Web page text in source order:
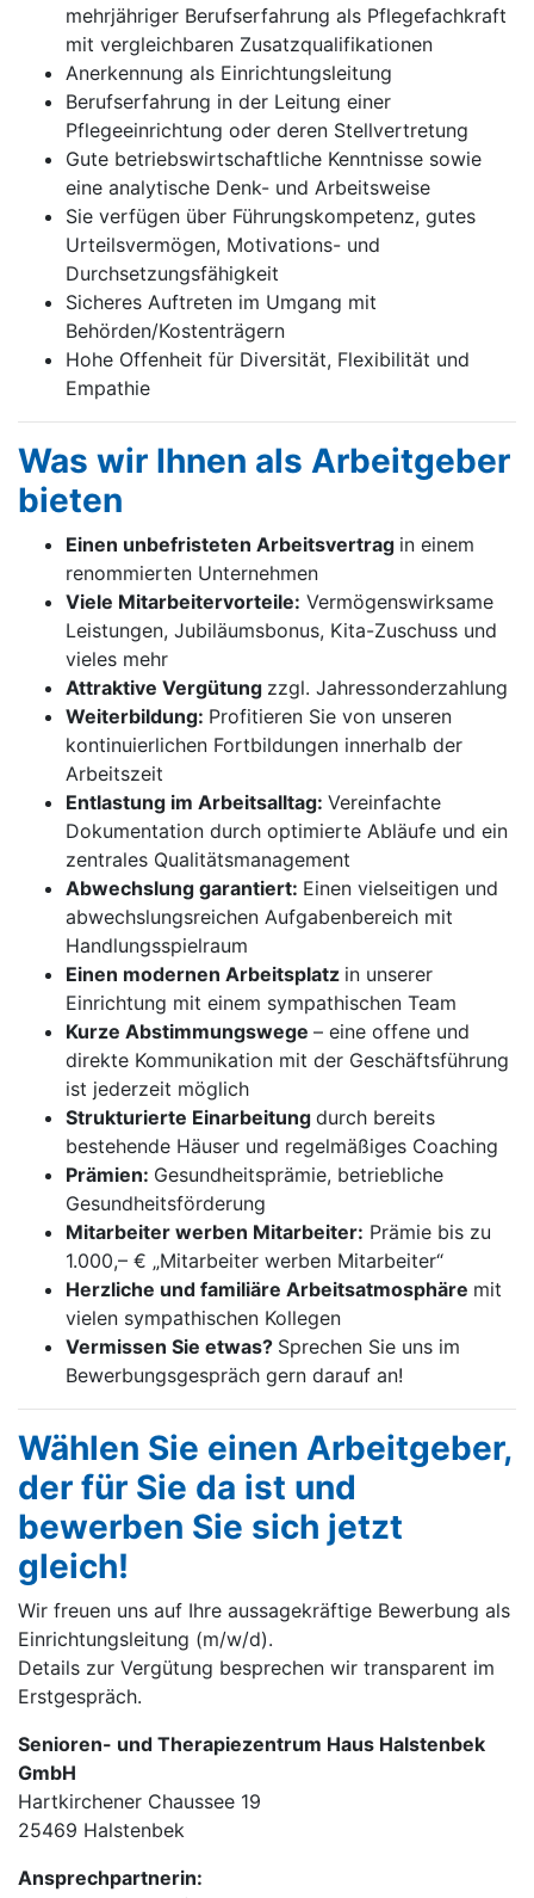
mehrjähriger Berufserfahrung als Pflegefachkraft
mit vergleichbaren Zusatzqualifikationen
Anerkennung als Einrichtungsleitung
Berufserfahrung in der Leitung einer
Pflegeeinrichtung oder deren Stellvertretung
Gute betriebswirtschaftliche Kenntnisse sowie
eine analytische Denk- und Arbeitsweise
Sie verfügen über Führungskompetenz, gutes
Urteilsvermögen, Motivations- und
Durchsetzungsfähigkeit
Sicheres Auftreten im Umgang mit
Behörden/Kostenträgern
Hohe Offenheit für Diversität, Flexibilität und
Empathie
Was wir Ihnen als Arbeitgeber
bieten
Einen unbefristeten Arbeitsvertrag in einem
renommierten Unternehmen
Viele Mitarbeitervorteile: Vermögenswirksame
Leistungen, Jubiläumsbonus, Kita-Zuschuss und
vieles mehr
Attraktive Vergütung zzgl. Jahressonderzahlung
Weiterbildung: Profitieren Sie von unseren
kontinuierlichen Fortbildungen innerhalb der
Arbeitszeit
Entlastung im Arbeitsalltag: Vereinfachte
Dokumentation durch optimierte Abläufe und ein
zentrales Qualitätsmanagement
Abwechslung garantiert: Einen vielseitigen und
abwechslungsreichen Aufgabenbereich mit
Handlungsspielraum
Einen modernen Arbeitsplatz in unserer
Einrichtung mit einem sympathischen Team
Kurze Abstimmungswege – eine offene und
direkte Kommunikation mit der Geschäftsführung
ist jederzeit möglich
Strukturierte Einarbeitung durch bereits
bestehende Häuser und regelmäßiges Coaching
Prämien: Gesundheitsprämie, betriebliche
Gesundheitsförderung
Mitarbeiter werben Mitarbeiter: Prämie bis zu
1.000,– € „Mitarbeiter werben Mitarbeiter“
Herzliche und familiäre Arbeitsatmosphäre mit
vielen sympathischen Kollegen
Vermissen Sie etwas? Sprechen Sie uns im
Bewerbungsgespräch gern darauf an!
Wählen Sie einen Arbeitgeber,
der für Sie da ist und
bewerben Sie sich jetzt
gleich!
Wir freuen uns auf Ihre aussagekräftige Bewerbung als
Einrichtungsleitung (m/w/d).
Details zur Vergütung besprechen wir transparent im
Erstgespräch.
Senioren- und Therapiezentrum Haus Halstenbek
GmbH
Hartkirchener Chaussee 19
25469 Halstenbek
Ansprechpartnerin: